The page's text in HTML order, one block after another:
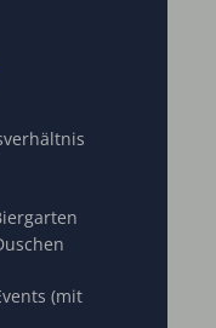
(mit